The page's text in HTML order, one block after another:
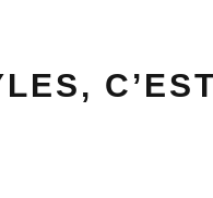
C’EST